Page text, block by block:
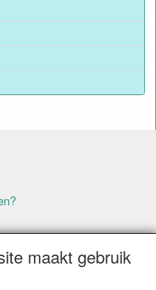
maakt gebruik